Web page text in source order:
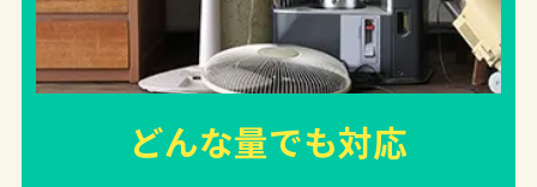
どんな量でも対応